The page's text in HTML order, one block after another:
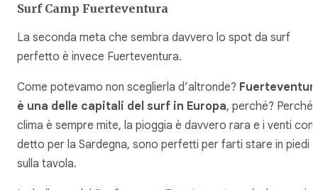
Surf Camp Fuerteventura
La seconda meta che sembra davvero lo spot da surf
perfetto è invece Fuerteventura.
Come potevamo non sceglierla d’altronde?
è una delle capitali del surf in Europa, perché? Perché
clima è sempre mite, la pioggia è davvero rara e i venti
detto per la Sardegna, sono perfetti per farti stare in piedi
sulla tavola.